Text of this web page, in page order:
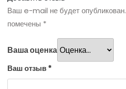
Ваш e-mail не будет опубликован.
помечены *
Ваша оценка
Ваш отзыв*